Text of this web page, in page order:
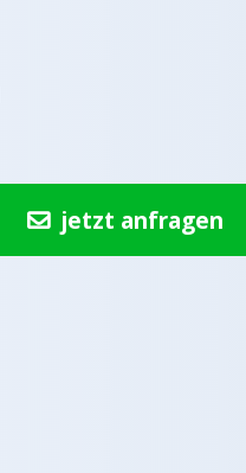
jetzt anfragen